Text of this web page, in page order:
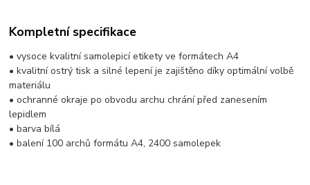
Kompletní specifikace
• vysoce kvalitní samolepicí etikety ve formátech A4
• kvalitní ostrý tisk a silné lepení je zajištěno díky optimální volbě
materiálu
• ochranné okraje po obvodu archu chrání před zanesením
lepidlem
• barva bílá
• balení 100 archů formátu A4, 2400 samolepek